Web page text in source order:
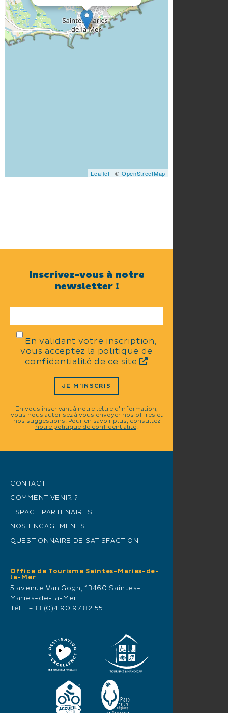
Leaflet | © OpenStreetMap
Inscrivez-vous à notre
newsletter !
En validant votre inscription,
vous acceptez la politique de
confidentialité de ce site
JE M'INSCRIS
En vous inscrivant à notre lettre d'information,
vous nous autorisez à vous envoyer nos offres et
nos suggestions. Pour en savoir plus, consultez
notre politique de confidentialité.
CONTACT
COMMENT VENIR ?
ESPACE PARTENAIRES
NOS ENGAGEMENTS
QUESTIONNAIRE DE SATISFACTION
Office de Tourisme Saintes-Maries-de-
la-Mer
5 avenue Van Gogh, 13460 Saintes-
Maries-de-la-Mer
Tél. : +33 (0)4 90 97 82 55